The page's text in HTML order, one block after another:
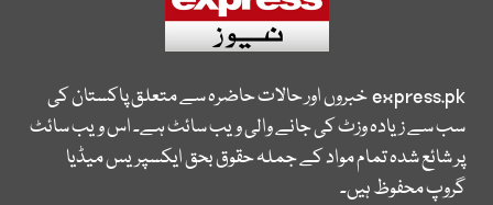
express.pkخبروں اور حالات حاضرہ سے متعلق پاکستان کی
سب سے زیادہ وزٹ کی جانے والی ویب سائٹ ہے۔ اس ویب سائٹ
پر شائع شدہ تمام مواد کے جملہ حقوق بحق ایکسپریس میڈیا
گروپ محفوظ ہیں۔